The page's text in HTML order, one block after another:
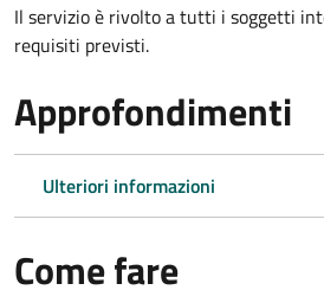
Il servizio è rivolto a tutti i soggetti
requisiti previsti.
Approfondimenti
Ulteriori informazioni
Come fare